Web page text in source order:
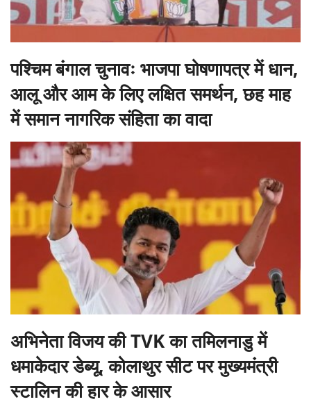
पश्चिम बंगाल चुनावः भाजपा घोषणापत्र में धान,
आलू और आम के लिए लक्षित समर्थन, छह माह
में समान नागरिक संहिता का वादा
अभिनेता विजय की TVK का तमिलनाडु में
धमाकेदार डेब्यू, कोलाथुर सीट पर मुख्यमंत्री
स्टालिन की हार के आसार